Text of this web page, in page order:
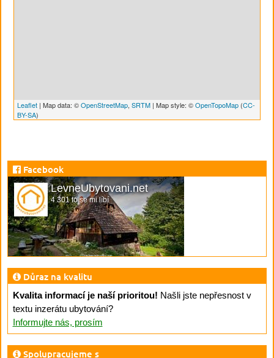
Leaflet | Map data: ©OpenStreetMap, SRTM | Map style: ©OpenTopoMap (CC-
BY-SA)
Facebook
LevneUbytovani.net
4 301 to se mi líbí
Důraz na kvalitu
Kvalita informací je naší prioritou! Našli jste nepřesnost v
textu inzerátu ubytování?
Informujte nás, prosím
Spolupracujeme s